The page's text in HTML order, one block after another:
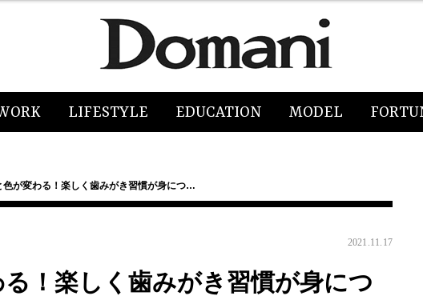
LIFESTYLE EDUCATION MODEL
色が変わる！楽しく歯みがき習慣が身につ…
2021.11.17
！楽しく歯みがき習慣が身につ